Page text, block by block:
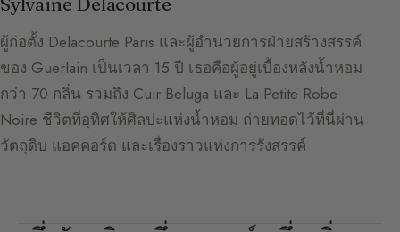
ผู้ก่อตั้ง Delacourte Paris และผู้อำนวยการฝ่ายสร้างสรรค์
ของ Guerlain เป็นเวลา 15 ปี เธอคือผู้อยู่เบื้องหลังน้ำหอม
กว่า 70 กลิ่น รวมถึง Cuir Beluga และ La Petite Robe
Noire ชีวิตที่อุทิศให้ศิลปะแห่งน้ำหอม ถ่ายทอดไว้ที่นี่ผ่าน
วัตถุดิบ แอคคอร์ด และเรื่องราวแห่งการรังสรรค์